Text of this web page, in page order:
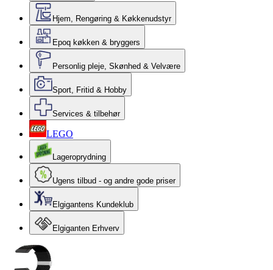
Hjem, Rengøring & Køkkenudstyr
Epoq køkken & bryggers
Personlig pleje, Skønhed & Velvære
Sport, Fritid & Hobby
Services & tilbehør
LEGO
Lageroprydning
Ugens tilbud - og andre gode priser
Elgigantens Kundeklub
Elgiganten Erhverv